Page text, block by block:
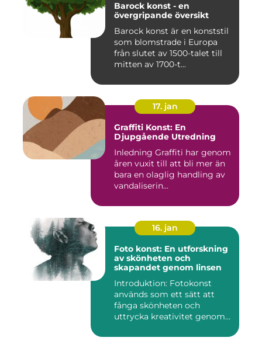
Barock konst - en
övergripande översikt
Barock konst är en konststil
som blomstrade i Europa
från slutet av 1500-talet till
mitten av 1700-t...
17. jan
Graffiti Konst: En
Djupgående Utredning
Inledning Graffiti har genom
åren vuxit till att bli mer än
bara en olaglig handling av
vandaliserin...
16. jan
Foto konst: En utforskning
av skönheten och
skapandet genom linsen
Introduktion: Fotokonst
används som ett sätt att
fånga skönheten och
uttrycka kreativitet genom